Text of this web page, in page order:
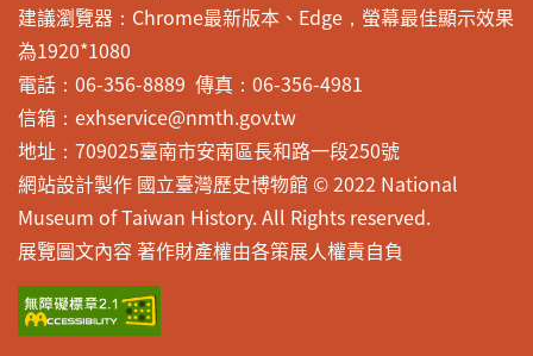
建議瀏覽器：Chrome最新版本、Edge，螢幕最佳顯示效果
為1920*1080
電話：06-356-8889 傳真：06-356-4981
信箱：exhservice@nmth.gov.tw
地址：709025臺南市安南區長和路一段250號
網站設計製作 國立臺灣歷史博物館 © 2022 National
Museum of Taiwan History. All Rights reserved.
展覽圖文內容 著作財產權由各策展人權責自負